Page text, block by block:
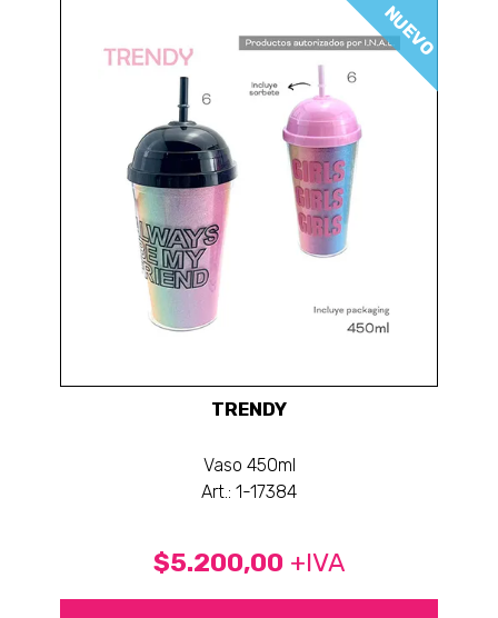
NUEVO
TRENDY
Vaso 450ml
Art.: 1-17384
$5.200,00 +IVA